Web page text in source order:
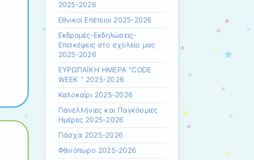
2025-2026
Εθνικοί Επέτειοι 2025-2026
Εκδρομές-Εκδηλώσεις-
Επισκέψεις στο σχολείο μας
2025-2026
ΕΥΡΩΠΑΪΚΗ ΗΜΕΡΑ "CODE
WEEK " 2025-2026
Καλοκαίρι 2025-2026
Πανελλήνιες και Παγκόσμιες
Ημέρες 2025-2026
Πάσχα 2025-2026
Φθινόπωρο 2025-2026